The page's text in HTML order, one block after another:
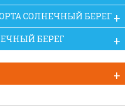
СОЛНЕЧНЫЙ БЕРЕГ
БЕРЕГ